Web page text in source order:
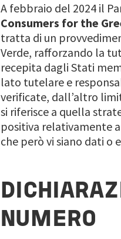
A febbraio del 2024 il
Consumers for the
tratta di un
Verde, rafforzando la
recepita dagli Stati
lato tutelare e
verificate, dall’altro
si riferisce a quella
positiva relativamente
che però vi siano dati
NUMERO